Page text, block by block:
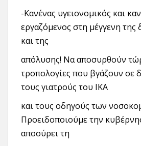
-Κανένας υγειονομικός και
εργαζόμενος στη μέγγενη της
και της
απόλυσης! Να αποσυρθούν
τροπολογίες που βγάζουν σε
τους γιατρούς του ΙΚΑ
και τους οδηγούς των
Προειδοποιούμε την
αποσύρει τη